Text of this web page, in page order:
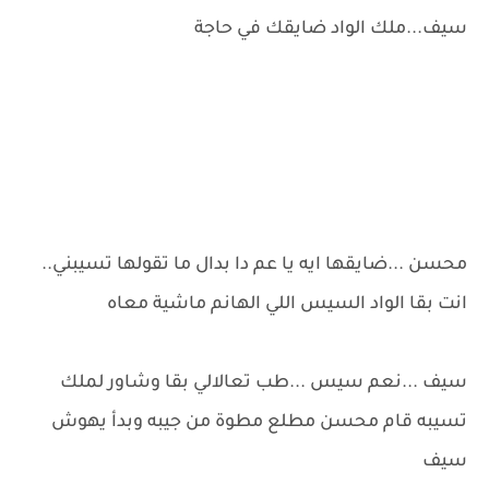
سيف...ملك الواد ضايقك في حاجة
محسن ...ضايقها ايه يا عم دا بدال ما تقولها تسيبني..
انت بقا الواد السيس اللي الهانم ماشية معاه
سيف ...نعم سيس ...طب تعالالي بقا وشاور لملك
تسيبه قام محسن مطلع مطوة من جيبه وبدأ يهوش
سيف